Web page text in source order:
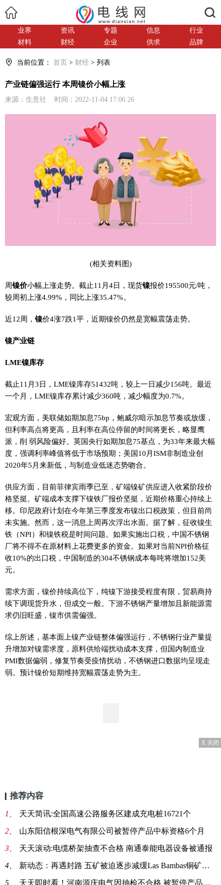
业界 资讯 专题 信息
行业
材料
财经 企业 供求 品牌
当前位置： 首页 > 财经 > 列表
产业链偏强运行 本周镍价小幅上涨
来源：生意社 时间：2022-11-04 17:06:26
(相关资料图)
周镍价小幅上涨走势。截止11月4日，现货镍报价195500元/吨，
较周初上涨4.99%，同比上涨35.47%。
近12周， 镍价4涨7跌1平，近期镍价仍然是宽幅震荡走势。
镍产业链
LME镍库存
截止11月3日，LME镍库存51432吨，较上一日减少156吨。最近
一个月，LME镍库存累计减少360吨，减少幅度为0.7%。
宏观方面，美联储如期加息75bp，鲍威尔暗示加息节奏或放缓，
但利率高点将更高，且利率在高位停留的时间将更长，略显鹰
派，削 弱风险偏好。英国央行如期加息75基点，为33年来最大幅
度，强调利率峰值将低于市场预期；美国10月ISM非制造业创
2020年5月来新低，与制造业低迷态势吻合。
供应方面，目前菲律宾雨季已至，矿端镍矿供应进入收紧阶段价
格坚挺。矿端成本支撑下镍铁厂报价坚挺，近期价格重心持续上
移。印尼政府计划在今年第三季度发布镍出口税政策，但目前尚
未实施。然而，这一消息上周再次浮出水面。据了解，征收镍生
铁（NPI）和镍铁税是时间问题。如果实施出口税，中国不锈钢
厂将不得不在原材料上花费更多的资金。如果对当前NPI价格征
收10%的出口税，中国制造的304不锈钢成本每吨将增加152美
元。
需求方面，镍价持续高位下，纯镍下游接受程度有限，贸易商持
续下调现货升水，但成交一般。下游不锈钢产量增加且新能源需
求仍旧旺盛，镍市供需偏强。
综上所述，基本面上镍产业链整体偏强运行，不锈钢行业产量提
升增加对镍需求度，原料供给端扰动成本支撑，但国内制造业
PMI数据偏弱，修复节奏受疫情扰动，不锈钢进口数据均呈现走
弱。预计镍价短期维持宽幅震荡走势为主。
X 关闭
推荐内容
1、 天天简讯:全国高速公路服务区建成充电桩16721个
2、 山东阳信根深电气有限公司被暂停产品中标资格6个月
3、 天天滚动:电缆桥架抽查不合格 南通泰能电器设备被通报
4、 新动态：再遇封路 五矿被迫逐步减缓Las Bambas铜矿运营
5、 天天即时看！河南源庆电气因抽检不合格 被暂停产品中标资格6个月